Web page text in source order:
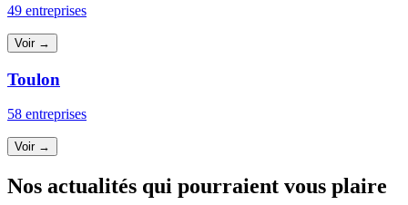
49 entreprises
Voir →
Toulon
58 entreprises
Voir →
Nos actualités qui pourraient vous plaire